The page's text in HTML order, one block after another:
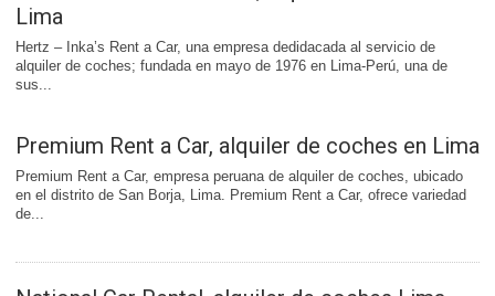
Lima
Hertz – Inka’s Rent a Car, una empresa dedidacada al servicio de
alquiler de coches; fundada en mayo de 1976 en Lima-Perú, una de
sus...
Premium Rent a Car, alquiler de coches en Lima
Premium Rent a Car, empresa peruana de alquiler de coches, ubicado
en el distrito de San Borja, Lima. Premium Rent a Car, ofrece variedad
de...